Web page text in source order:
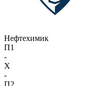
Нефтехимик
П1
-
X
-